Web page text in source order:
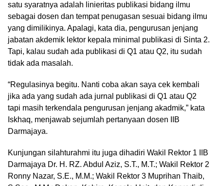
satu syaratnya adalah linieritas publikasi bidang ilmu
sebagai dosen dan tempat penugasan sesuai bidang ilmu
yang dimilikinya. Apalagi, kata dia, pengurusan jenjang
jabatan akdemik lektor kepala minimal publikasi di Sinta 2.
Tapi, kalau sudah ada publikasi di Q1 atau Q2, itu sudah
tidak ada masalah.
“Regulasinya begitu. Nanti coba akan saya cek kembali
jika ada yang sudah ada jurnal publikasi di Q1 atau Q2
tapi masih terkendala pengurusan jenjang akadmik,” kata
Iskhaq, menjawab sejumlah pertanyaan dosen IIB
Darmajaya.
Kunjungan silahturahmi itu juga dihadiri Wakil Rektor 1 IIB
Darmajaya Dr. H. RZ. Abdul Aziz, S.T., M.T.; Wakil Rektor 2
Ronny Nazar, S.E., M.M.; Wakil Rektor 3 Muprihan Thaib,